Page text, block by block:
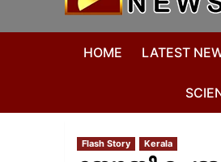
HOME LATEST
Flash Story Kerala